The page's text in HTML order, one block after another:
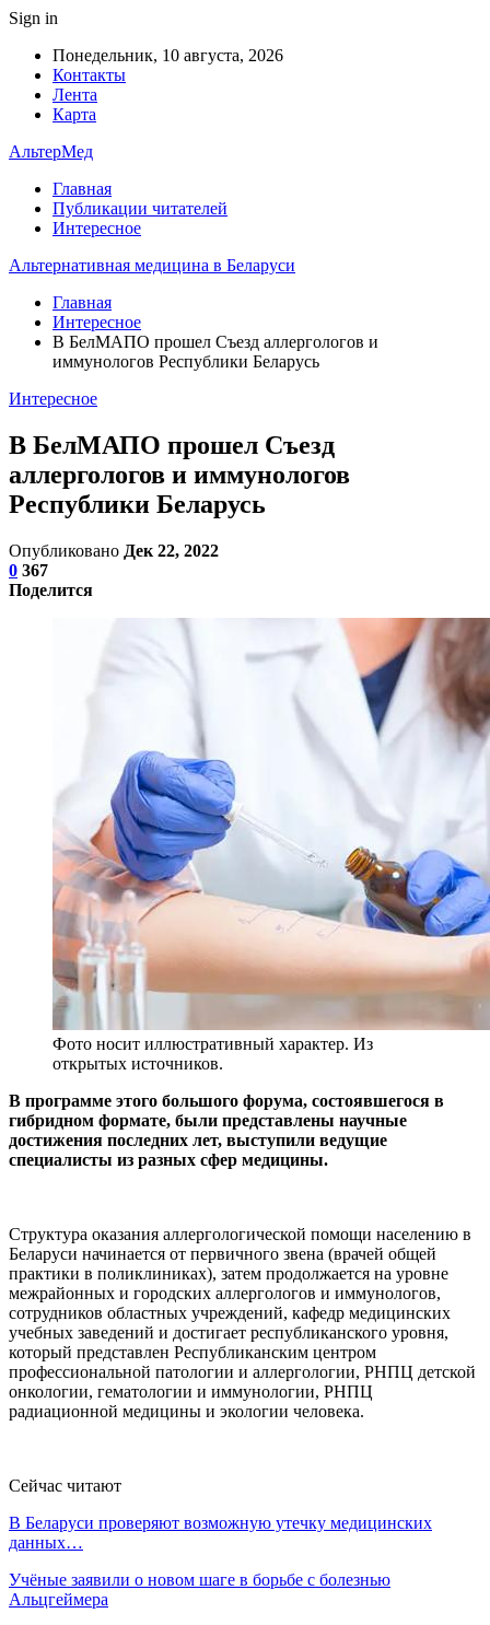
Sign in
Понедельник, 10 августа, 2026
Контакты
Лента
Карта
АльтерМед
Главная
Публикации читателей
Интересное
Альтернативная медицина в Беларуси
Главная
Интересное
В БелМАПО прошел Съезд аллергологов и
иммунологов Республики Беларусь
Интересное
В БелМАПО прошел Съезд
аллергологов и иммунологов
Республики Беларусь
Опубликовано Дек 22, 2022
0 367
Поделится
Фото носит иллюстративный характер. Из
открытых источников.
В программе этого большого форума, состоявшегося в
гибридном формате, были представлены научные
достижения последних лет, выступили ведущие
специалисты из разных сфер медицины.
Структура оказания аллергологической помощи населению в
Беларуси начинается от первичного звена (врачей общей
практики в поликлиниках), затем продолжается на уровне
межрайонных и городских аллергологов и иммунологов,
сотрудников областных учреждений, кафедр медицинских
учебных заведений и достигает республиканского уровня,
который представлен Республиканским центром
профессиональной патологии и аллергологии, РНПЦ детской
онкологии, гематологии и иммунологии, РНПЦ
радиационной медицины и экологии человека.
Сейчас читают
В Беларуси проверяют возможную утечку медицинских
данных…
Учёные заявили о новом шаге в борьбе с болезнью
Альцгеймера